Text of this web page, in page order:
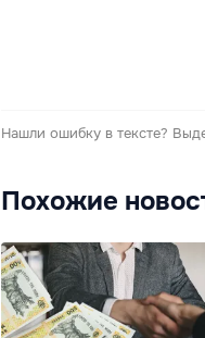
Нашли ошибку в тексте?
Похожие